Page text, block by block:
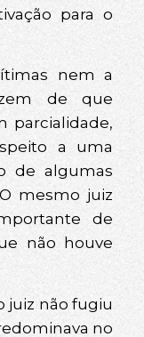
para o
nem a
de que
parcialidade,
a uma
de algumas
mesmo juiz
de
não houve
juiz não fugiu
no